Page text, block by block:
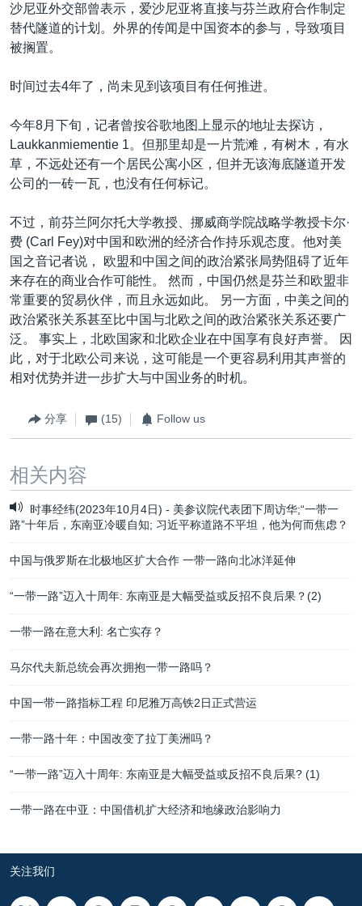
沙尼亚外交部曾表示，爱沙尼亚将直接与芬兰政府合作制定
替代隧道的计划。外界的传闻是中国资本的参与，导致项目
被搁置。
时间过去4年了，尚未见到该项目有任何推进。
今年8月下旬，记者曾按谷歌地图上显示的地址去探访，
Laukkanmiementie 1。但那里却是一片荒滩，有树木，有水
草，不远处还有一个居民公寓小区，但并无该海底隧道开发
公司的一砖一瓦，也没有任何标记。
不过，前芬兰阿尔托大学教授、挪威商学院战略学教授卡尔·
费 (Carl Fey)对中国和欧洲的经济合作持乐观态度。他对美
国之音记者说， 欧盟和中国之间的政治紧张局势阻碍了近年
来存在的商业合作可能性。 然而，中国仍然是芬兰和欧盟非
常重要的贸易伙伴，而且永远如此。 另一方面，中美之间的
政治紧张关系甚至比中国与北欧之间的政治紧张关系还要广
泛。 事实上，北欧国家和北欧企业在中国享有良好声誉。 因
此，对于北欧公司来说，这可能是一个更容易利用其声誉的
相对优势并进一步扩大与中国业务的时机。
分享 (15) Follow us
相关内容
时事经纬(2023年10月4日) - 美参议院代表团下周访华;“一带一
路”十年后，东南亚冷暖自知; 习近平称道路不平坦，他为何而焦虑？
中国与俄罗斯在北极地区扩大合作 一带一路向北冰洋延伸
“一带一路”迈入十周年: 东南亚是大幅受益或反招不良后果？(2)
一带一路在意大利: 名亡实存？
马尔代夫新总统会再次拥抱一带一路吗？
中国一带一路指标工程 印尼雅万高铁2日正式营运
一带一路十年：中国改变了拉丁美洲吗？
“一带一路”迈入十周年: 东南亚是大幅受益或反招不良后果? (1)
一带一路在中亚：中国借机扩大经济和地缘政治影响力
关注我们